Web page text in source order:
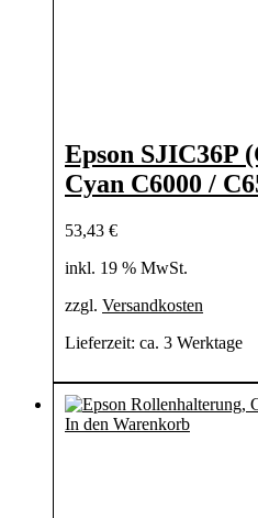
Epson SJIC36P
Cyan C6000 /
53,43 €
inkl. 19 % MwSt.
zzgl. Versandkosten
Lieferzeit: ca. 3 Werktage
In den Warenkorb